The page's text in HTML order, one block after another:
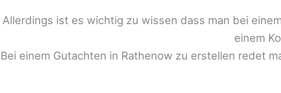
Allerdings ist es wichtig zu wissen dass man bei
einem
Bei einem Gutachten in Rathenow zu erstellen redet